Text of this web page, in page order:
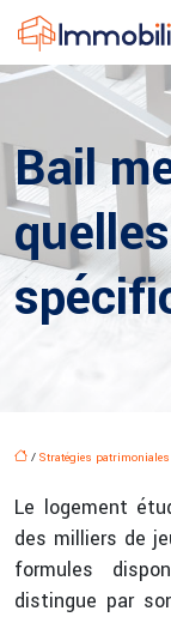
Bail
/ Stratégies patrimoniales
Le logement
des milliers de
formules
distingue par